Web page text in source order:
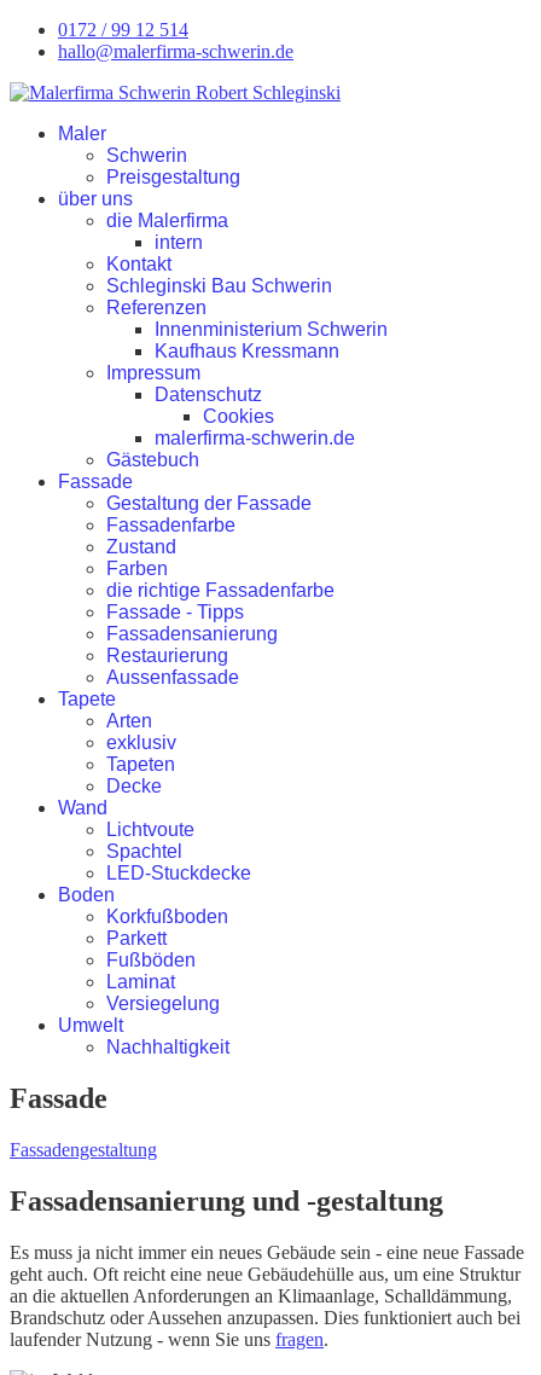
0172 / 99 12 514
hallo@malerfirma-schwerin.de
Maler
Schwerin
Preisgestaltung
über uns
die Malerfirma
intern
Kontakt
Schleginski Bau Schwerin
Referenzen
Innenministerium Schwerin
Kaufhaus Kressmann
Impressum
Datenschutz
Cookies
malerfirma-schwerin.de
Gästebuch
Fassade
Gestaltung der Fassade
Fassadenfarbe
Zustand
Farben
die richtige Fassadenfarbe
Fassade - Tipps
Fassadensanierung
Restaurierung
Aussenfassade
Tapete
Arten
exklusiv
Tapeten
Decke
Wand
Lichtvoute
Spachtel
LED-Stuckdecke
Boden
Korkfußboden
Parkett
Fußböden
Laminat
Versiegelung
Umwelt
Nachhaltigkeit
Fassade
Fassadengestaltung
Fassadensanierung und -gestaltung
Es muss ja nicht immer ein neues Gebäude sein - eine neue Fassade
geht auch. Oft reicht eine neue Gebäudehülle aus, um eine Struktur
an die aktuellen Anforderungen an Klimaanlage, Schalldämmung,
Brandschutz oder Aussehen anzupassen. Dies funktioniert auch bei
laufender Nutzung - wenn Sie uns fragen.